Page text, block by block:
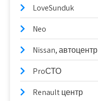
LoveSunduk
Neo
Nissan, автоцентр
ProСТО
Renault центр